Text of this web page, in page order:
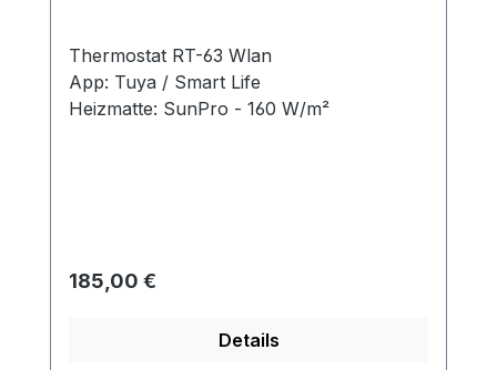
Thermostat RT-63 Wlan
App: Tuya / Smart Life
Heizmatte: SunPro - 160 W/m²
Regulärer Preis:
185,00 €
Details